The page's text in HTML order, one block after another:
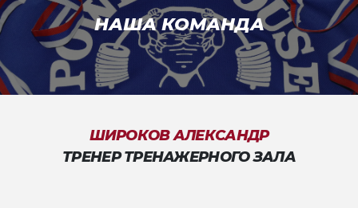
НАША КОМАНДА
ШИРОКОВ АЛЕКСАНДР
ТРЕНЕР ТРЕНАЖЕРНОГО ЗАЛА